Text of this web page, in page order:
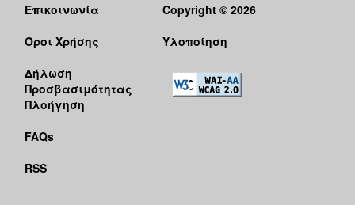
Επικοινωνία
Όροι Χρήσης
Δήλωση
Προσβασιμότητας
Πλοήγηση
FAQs
RSS
Copyright © 2026
Υλοποίηση